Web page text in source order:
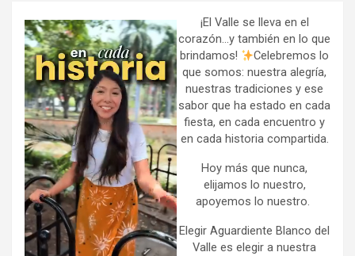
h
¡El Valle se lleva en el
corazón…y también en lo que
brindamos!
Celebremos lo
que somos: nuestra alegría,
nuestras tradiciones y ese
sabor que ha estado en cada
fiesta, en cada encuentro y
en cada historia compartida.
Hoy más que nunca,
elijamos lo nuestro,
apoyemos lo nuestro.
Elegir Aguardiente Blanco del
Valle es elegir a nuestra